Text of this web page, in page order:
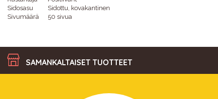
Sidosasu
Sidottu, kovakantinen
Sivumäärä
50 sivua
SAMANKALTAISET TUOTTEET